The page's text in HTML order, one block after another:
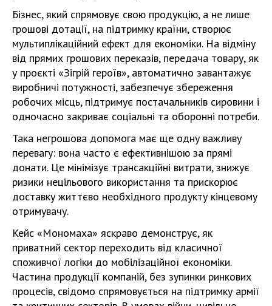
Бізнес, який спрямовує свою продукцію, а не лише
грошові дотації, на підтримку країни, створює
мультиплікаційний ефект для економіки. На відміну
від прямих грошових переказів, передача товару, як
у проєкті «Зігрій героїв», автоматично завантажує
виробничі потужності, забезпечує збереження
робочих місць, підтримує постачальників сировини і
одночасно закриває соціальні та оборонні потреби.
Така негрошова допомога має ще одну важливу
перевагу: вона часто є ефективнішою за прямі
донати. Це мінімізує трансакційні витрати, знижує
ризики нецільового використання та прискорює
доставку життєво необхідного продукту кінцевому
отримувачу.
Кейс «Мономаха» яскраво демонструє, як
приватний сектор переходить від класичної
споживчої логіки до мобілізаційної економіки.
Частина продукції компаній, без зупинки ринкових
процесів, свідомо спрямовується на підтримку армії